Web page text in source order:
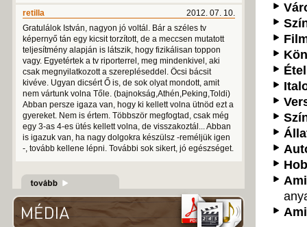
2012. 07. 10.
retilla
Gratulálok István, nagyon jó voltál. Bár a széles tv
képernyő tán egy kicsit torzított, de a meccsen mutatott
teljesítmény alapján is látszik, hogy fizikálisan toppon
vagy. Egyetértek a tv riporterrel, meg mindenkivel, aki
csak megnyilatkozott a szerepléseddel. Öcsi bácsit
kivéve. Ugyan dicsért Ő is, de sok olyat mondott, amit
nem vártunk volna Tőle. (bajnokság,Athén,Peking,Toldi)
Abban persze igaza van, hogy ki kellett volna ütnöd ezt a
gyereket. Nem is értem. Többször megfogtad, csak még
egy 3-as 4-es ütés kellett volna, de visszakoztál... Abban
is igazuk van, ha nagy dolgokra készülsz -reméljük igen
-, tovább kellene lépni. További sok sikert, jó egészséget.